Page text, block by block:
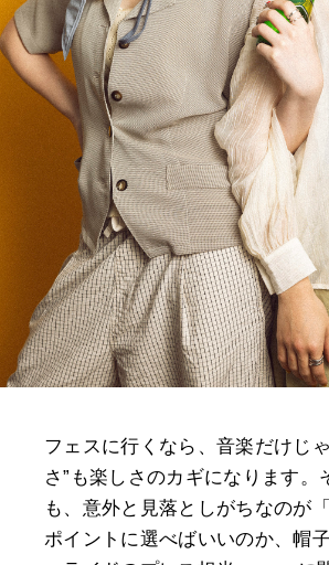
フェスに行くなら、音楽だけじ
さ”も楽しさのカギになります。
も、意外と見落としがちなのが
ポイントに選べばいいのか、帽